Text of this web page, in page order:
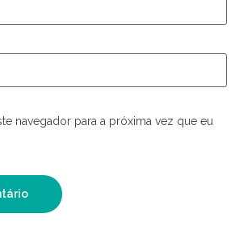
navegador para a próxima vez que eu